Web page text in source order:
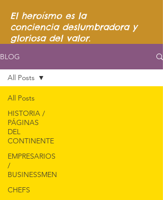
El heroísmo es la
conciencia deslumbradora y
gloriosa del valor.
BLOG
All Posts
HISTORIA /
PÁGINAS
DEL
CONTINENTE
EMPRESARIOS
/
BUSINESSMEN
CHEFS
All Posts